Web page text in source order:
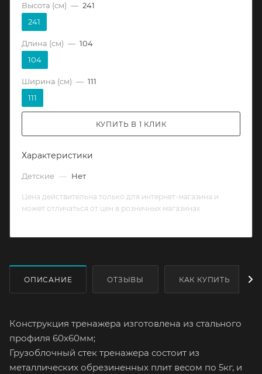
Высота (см) — 241
241
Длина (см) — 104
104
Ширина (см) — 111
111
КУПИТЬ В 1 КЛИК
Характеристики
Детские — Нет
Цена действительна только для интернет-магазина и
может отличаться от цен в розничных магазинах
ОПИСАНИЕ ОТЗЫВЫ КАК КУПИТЬ
Конструкция тренажера изготовлена из стального
профиля 60х60мм;
Грузоблочный стек тренажера состоит из
металлических обрезиненных плит весом по 5кг, и